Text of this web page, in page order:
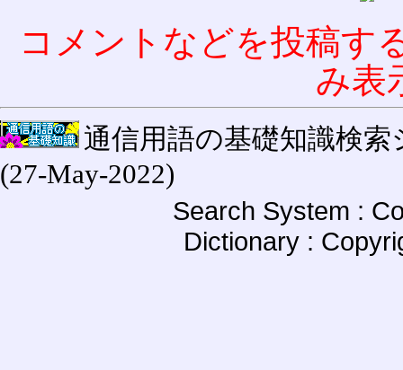
コメントなどを投稿す
み表
通信用語の基礎知識検索
(27-May-2022)
Search System :
Dictionary :